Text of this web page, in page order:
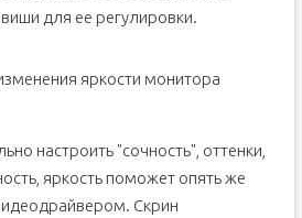
для ее регулировки.
яркости монитора
настроить "сочность", оттенки,
яркость поможет опять же
Скрин